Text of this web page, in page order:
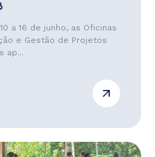
a 16 de junho, as Oficinas
e Gestão de Projetos
ap...